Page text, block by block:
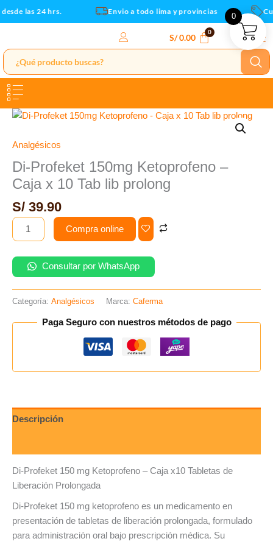
Ir
al
las 24 hrs. Envio a todo lima y provincias
S/0.00
Analgésicos
Di-Profeket 150mg Ketoprofeno –
Caja x 10 Tab lib prolong
S/ 39.90
Di-
150mg
-
Caja
x
10
prolong
cantidad
Compra online
Consultar por WhatsApp
Categoría: Analgésicos Marca: Caferma
Paga Seguro con nuestros métodos de pago
Descripción
Di-Profeket 150 mg Ketoprofeno – Caja x10 Tabletas de
Liberación Prolongada
Di-Profeket 150 mg ketoprofeno es un medicamento en
presentación de tabletas de liberación prolongada, formulado
para administración oral bajo prescripción médica. Su
0
x
Tab
lib
prolong